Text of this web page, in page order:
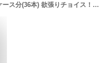
送料無料 Dole(ドール) 果汁100％ジュース200ml 6本単位で選べる2ケース分(36本) 欲張りチョイス！りんご オレンジ ぶどう パイン ミックス 紙パック